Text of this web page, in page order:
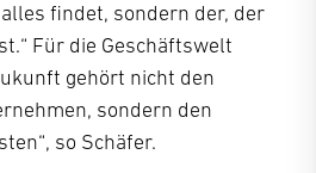
findet, sondern der, der
Für die Geschäftswelt
gehört nicht den
sondern den
so Schäfer.